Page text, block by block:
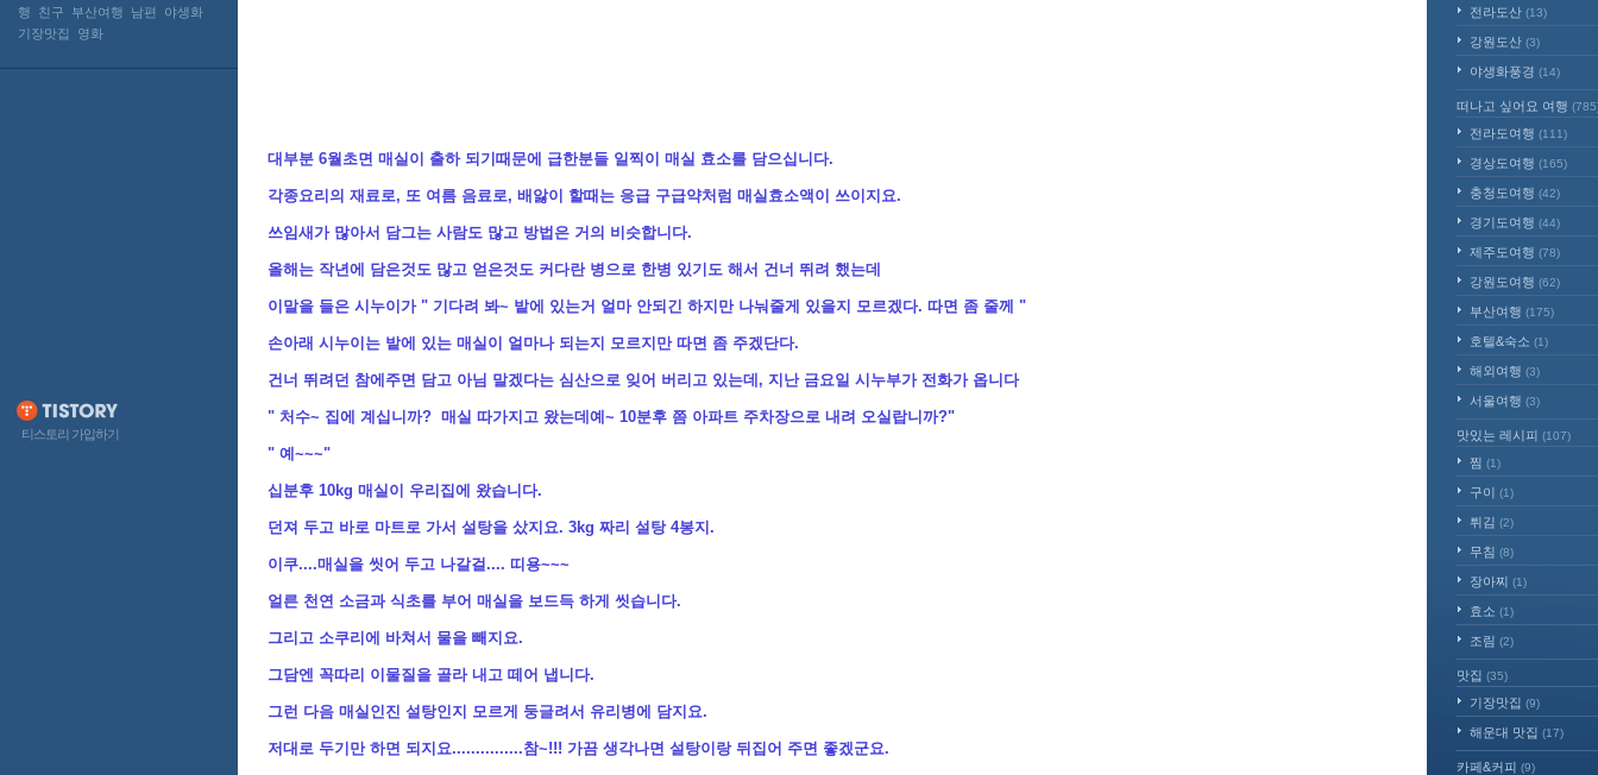
행
친구 부산여행 남편
야생화
기장맛집
영화
티스토리 가입하기
전라도산 (13)
강원도산 (3)
야생화풍경 (14)
떠나고 싶어요 여행
전라도여행 (111)
경상도여행 (165)
충청도여행 (42)
경기도여행 (44)
제주도여행 (78)
강원도여행 (62)
부산여행 (175)
호텔&숙소 (1)
해외여행 (3)
서울여행 (3)
맛있는 레시피 (107)
찜 (1)
구이 (1)
튀김 (2)
무침 (8)
장아찌 (1)
효소 (1)
조림 (2)
맛집 (35)
기장맛집 (9)
해운대 맛집 (17)
카페&커피 (9)
대부분 6월초면 매실이 출하 되기때문에 급한분들 일찍이 매실 효소를 담으십니다.
각종요리의 재료로, 또 여름 음료로, 배앓이 할때는 응급 구급약처럼 매실효소액이 쓰이지요.
쓰임새가 많아서 담그는 사람도 많고 방법은 거의 비슷합니다.
올해는 작년에 담은것도 많고 얻은것도 커다란 병으로 한병 있기도 해서 건너 뛰려 했는데
이말을 들은 시누이가 " 기다려 봐~ 밭에 있는거 얼마 안되긴 하지만 나눠줄게 있을지 모르겠다. 따면 좀 줄께 "
손아래 시누이는 밭에 있는 매실이 얼마나 되는지 모르지만 따면 좀 주겠단다.
건너 뛰려던 참에주면 담고 아님 말겠다는 심산으로 잊어 버리고 있는데, 지난 금요일 시누부가 전화가 옵니다
" 처수~ 집에 계십니까? 매실 따가지고 왔는데예~ 10분후 쯤 아파트 주차장으로 내려 오실랍니까?"
" 예~~~"
십분후 10kg 매실이 우리집에 왔습니다.
던져 두고 바로 마트로 가서 설탕을 샀지요. 3kg 짜리 설탕 4봉지.
이쿠....매실을 씻어 두고 나갈걸.... 띠용~~~
얼른 천연 소금과 식초를 부어 매실을 보드득 하게 씻습니다.
그리고 소쿠리에 바쳐서 물을 빼지요.
그담엔 꼭따리 이물질을 골라 내고 떼어 냅니다.
그런 다음 매실인진 설탕인지 모르게 둥글려서 유리병에 담지요.
저대로 두기만 하면 되지요...............참~!!! 가끔 생각나면 설탕이랑 뒤집어 주면 좋겠군요.